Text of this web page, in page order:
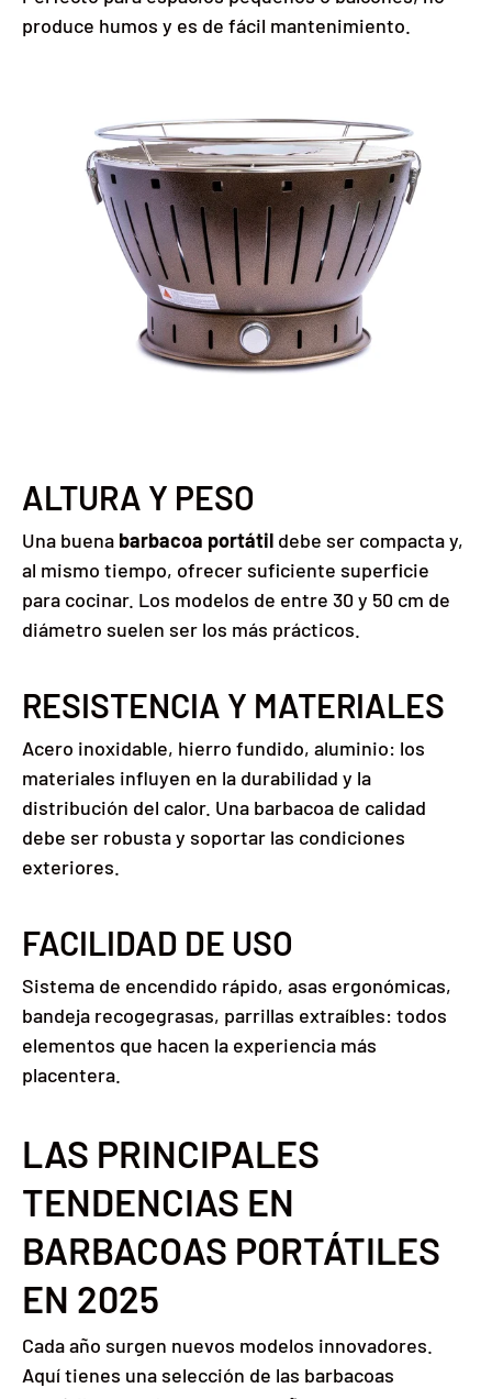
produce humos y es de fácil mantenimiento.
ALTURA Y PESO
Una buena barbacoa portátil debe ser compacta y,
al mismo tiempo, ofrecer suficiente superficie
para cocinar. Los modelos de entre 30 y 50 cm de
diámetro suelen ser los más prácticos.
RESISTENCIA Y MATERIALES
Acero inoxidable, hierro fundido, aluminio: los
materiales influyen en la durabilidad y la
distribución del calor. Una barbacoa de calidad
debe ser robusta y soportar las condiciones
exteriores.
FACILIDAD DE USO
Sistema de encendido rápido, asas ergonómicas,
bandeja recogegrasas, parrillas extraíbles: todos
elementos que hacen la experiencia más
placentera.
LAS PRINCIPALES
TENDENCIAS EN
BARBACOAS PORTÁTILES
EN 2025
Cada año surgen nuevos modelos innovadores.
Aquí tienes una selección de las barbacoas